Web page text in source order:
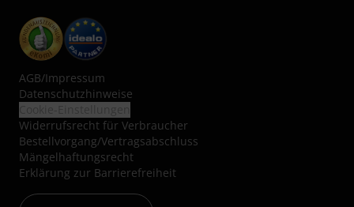
AGB/Impressum
Datenschutzhinweise
Widerrufsrecht für Verbraucher
Bestellvorgang/Vertragsabschluss
Mängelhaftungsrecht
Erklärung zur Barrierefreiheit